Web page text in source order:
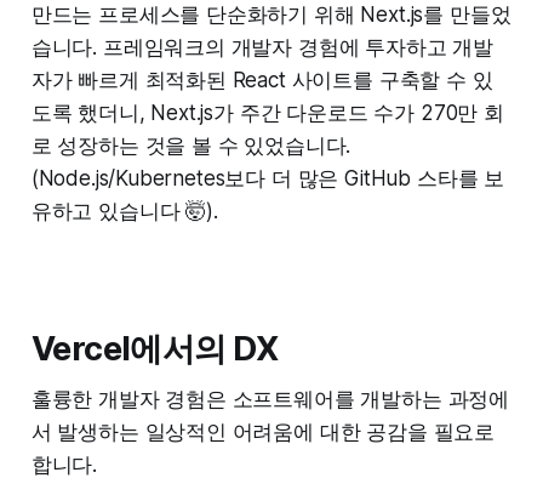
만드는 프로세스를 단순화하기 위해 Next.js를 만들었
습니다. 프레임워크의 개발자 경험에 투자하고 개발
자가 빠르게 최적화된 React 사이트를 구축할 수 있
도록 했더니, Next.js가 주간 다운로드 수가 270만 회
로 성장하는 것을 볼 수 있었습니다.
(Node.js/Kubernetes보다 더 많은 GitHub 스타를 보
유하고 있습니다 🤯).
Vercel에서의 DX
훌륭한 개발자 경험은 소프트웨어를 개발하는 과정에
서 발생하는 일상적인 어려움에 대한 공감을 필요로
합니다.